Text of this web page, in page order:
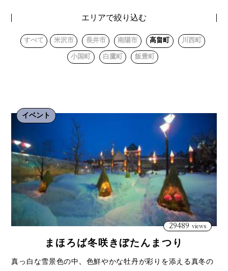
エリアで絞り込む
すべて 米沢市 長井市 南陽市 高畠町 川西町
小国町 白鷹町 飯豊町
イベント
29489 views
まほろば冬咲きぼたんまつり
真っ白な雪景色の中、色鮮やかな牡丹が彩りを添える真冬の